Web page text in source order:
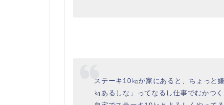
ステーキ10㎏が家にあると、ちょっと
㎏あるしな」ってなるし仕事でむかつ